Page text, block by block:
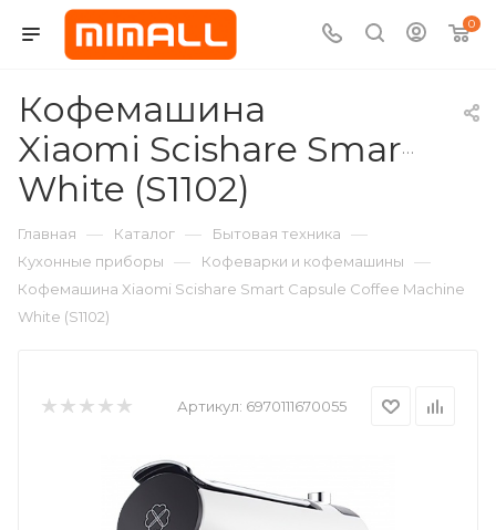
0
Кофемашина
Xiaomi Scishare Smart
White (S1102)
Главная — Каталог — Бытовая техника —
Кухонные приборы — Кофеварки и кофемашины —
Кофемашина Xiaomi Scishare Smart Capsule Coffee Machine
White (S1102)
Артикул: 6970111670055